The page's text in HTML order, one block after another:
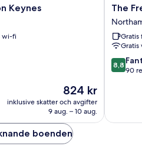
Keynes
wi-fi
Priset
är
824 kr
824 kr
inklusive skatter och avgifter
9 aug. – 10 aug.
The
French
The
Gratis
8.8
av
8,8
90
boenden